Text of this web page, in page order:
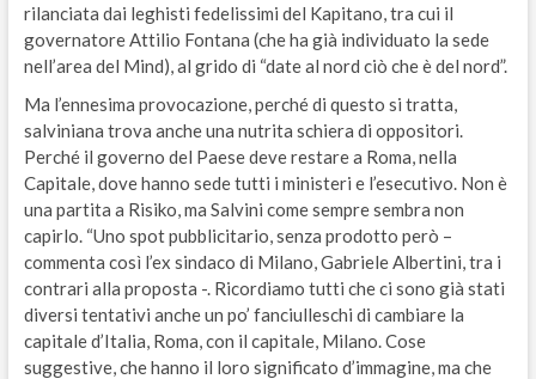
rilanciata dai leghisti fedelissimi del Kapitano, tra cui il
governatore Attilio Fontana (che ha già individuato la sede
nell’area del Mind), al grido di “date al nord ciò che è del nord”.
Ma l’ennesima provocazione, perché di questo si tratta,
salviniana trova anche una nutrita schiera di oppositori.
Perché il governo del Paese deve restare a Roma, nella
Capitale, dove hanno sede tutti i ministeri e l’esecutivo. Non è
una partita a Risiko, ma Salvini come sempre sembra non
capirlo. “Uno spot pubblicitario, senza prodotto però –
commenta così l’ex sindaco di Milano, Gabriele Albertini, tra i
contrari alla proposta -. Ricordiamo tutti che ci sono già stati
diversi tentativi anche un po’ fanciulleschi di cambiare la
capitale d’Italia, Roma, con il capitale, Milano. Cose
suggestive, che hanno il loro significato d’immagine, ma che